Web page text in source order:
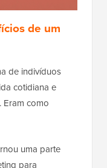
de um
de indivíduos
cotidiana e
Eram como
uma parte
para